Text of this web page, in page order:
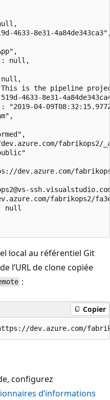
4633-8e31-
null,
is the pipeline
4633-8e31-
"2019-04-
fabrikops2/
dev.azure.com/
fabrikops2/
null
local au référentiel Git
l’URL de clone copiée
:
Copier
configurez
d’informations